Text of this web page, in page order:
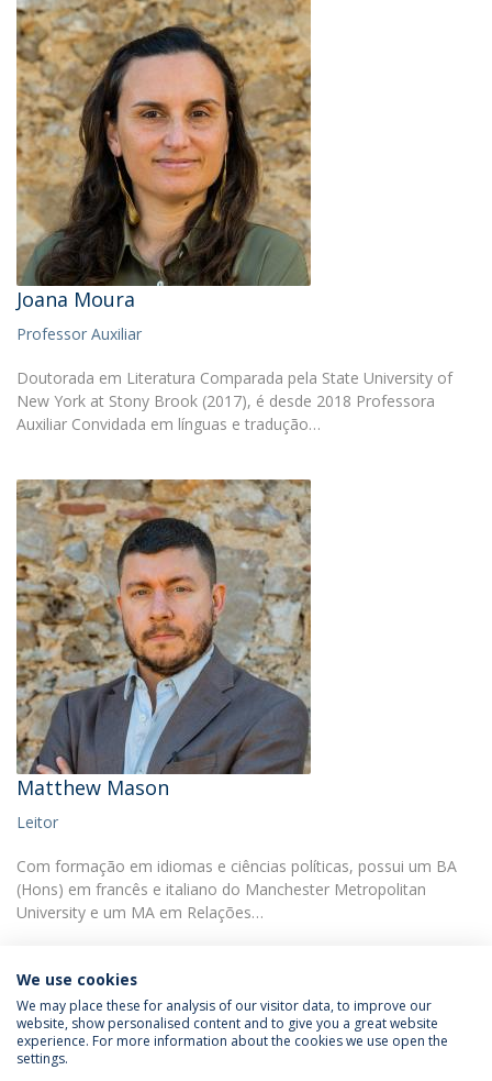
Joana Moura
Professor Auxiliar
Doutorada em Literatura Comparada pela State University of
New York at Stony Brook (2017), é desde 2018 Professora
Auxiliar Convidada em línguas e tradução…
Matthew Mason
Leitor
Com formação em idiomas e ciências políticas, possui um BA
(Hons) em francês e italiano do Manchester Metropolitan
University e um MA em Relações…
Política de Privacidade
Termos & Condições
We use cookies
We may place these for analysis of our visitor data, to improve our
website, show personalised content and to give you a great website
experience. For more information about the cookies we use open the
settings.